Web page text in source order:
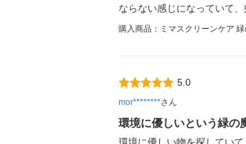
ならない感じになっていて、
購入商品：ミマスクリーンケア
5.0
mor********さん
環境に優しいという緑